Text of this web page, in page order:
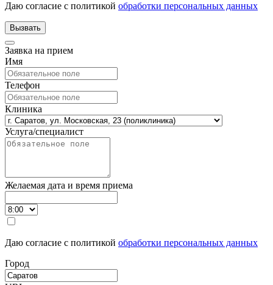
Даю согласие с политикой обработки персональных данных
Заявка на прием
Имя
Телефон
Клиника
Услуга/специалист
Желаемая дата и время приема
Даю согласие с политикой обработки персональных данных
Город